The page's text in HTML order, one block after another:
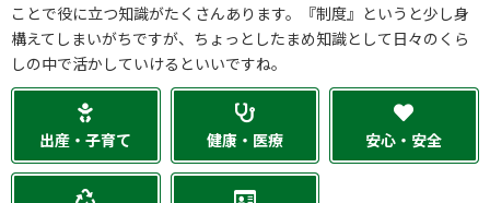
ことで役に立つ知識がたくさんあります。『制度』というと少し身
構えてしまいがちですが、ちょっとしたまめ知識として日々のくら
しの中で活かしていけるといいですね。
出産・子育て 健康・医療 安心・安全